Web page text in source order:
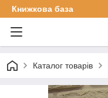
Книжкова база
Каталог товарів